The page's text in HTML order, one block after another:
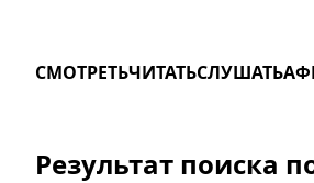
СМОТРЕТЬЧИТАТЬСЛУШАТЬ
Результат поиска